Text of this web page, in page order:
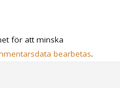
för att minska
bearbetas.